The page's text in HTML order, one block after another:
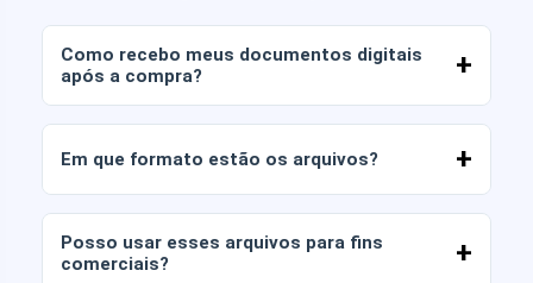
Como recebo meus documentos digitais
após a compra?
conta ou através do link enviado para o seu e-
Em que formato estão os arquivos?
DPI). Alguns pacotes também incluem arquivos
AI ou PDF.
Posso usar esses arquivos para fins
comerciais?